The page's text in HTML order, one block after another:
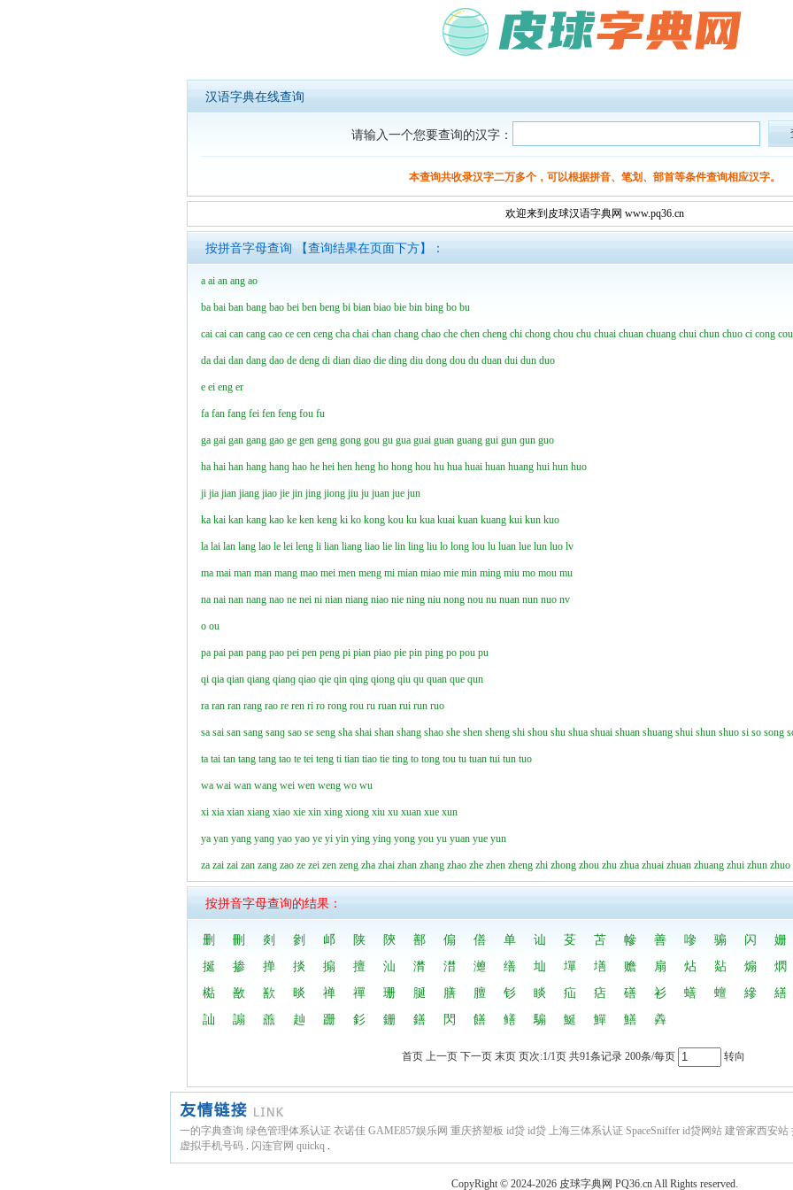
汉语字典在线查询
请输入一个您要查询的汉字：
本查询共收录汉字二万多个，可以根据拼音、笔划、部首等条件查询相应汉字。
欢迎来到皮球汉语字典网 www.pq36.cn
按拼音字母查询 【查询结果在页面下方】：
a ai an ang ao
ba bai ban bang bao bei ben beng bi bian biao bie bin bing bo bu
cai cai can cang cao ce cen ceng cha chai chan chang chao che chen cheng chi chong chou chu chuai chuan chuang chui chun chuo ci cong cou
da dai dan dang dao de deng di dian diao die ding diu dong dou du duan dui dun duo
e ei eng er
fa fan fang fei fen feng fou fu
ga gai gan gang gao ge gen geng gong gou gu gua guai guan guang gui gun ɡun guo
ha hai han hang hanɡ hao he hei hen heng ho hong hou hu hua huai huan huang hui hun huo
ji jia jian jiang jiao jie jin jing jiong jiu ju juan jue jun
ka kai kan kang kao ke ken keng ki ko kong kou ku kua kuai kuan kuang kui kun kuo
la lai lan lang lao le lei leng li lian liang liao lie lin ling liu lo long lou lu luan lue lun luo lv
ma mai man man mang mao mei men meng mi mian miao mie min ming miu mo mou mu
na nai nan nang nao ne nei ni nian niang niao nie ning niu nong nou nu nuan nun nuo nv
o ou
pa pai pan pang pao pei pen peng pi pian piao pie pin ping po pou pu
qi qia qian qiang qianɡ qiao qie qin qing qiong qiu qu quan que qun
ra ran ran rang rao re ren ri ro rong rou ru ruan rui run ruo
sa sai san sang sanɡ sao se seng sha shai shan shang shao she shen sheng shi shou shu shua shuai shuan shuang shui shun shuo si so song
ta tai tan tang tang tao te tei teng ti tian tiao tie ting to tong tou tu tuan tui tun tuo
wa wai wan wang wei wen weng wo wu
xi xia xian xiang xiao xie xin xing xiong xiu xu xuan xue xun
ya yan yang yanɡ yao yao ye yi yin ying yinɡ yong you yu yuan yue yun
za zai zai zan zang zao ze zei zen zeng zha zhai zhan zhang zhao zhe zhen zheng zhi zhong zhou zhu zhua zhuai zhuan zhuang zhui zhun zhuo
按拼音字母查询的结果：
删 刪 剡 剼 邖 陕 陝 鄯 傓 僐 单 讪 芟 苫 幓 善 嘇 骟 闪 姗
挻
掺 掸 掞 搧 擅 汕 潸 澘 灗 缮 圸 墠 墡 赡 扇 炶 煔 煽 熌
檆
敾 歚 晱 禅 禪 珊 脠 膳 膻 钐 睒 疝 痁 磰 衫 蟮 蟺 縿 繕
訕
謆 譱 赸 跚 釤 銏 鐥 閃 饍 鳝 騸 鯅 鱓 鱔 羴
首页 上一页 下一页 末页 页次:1/1页 共91条记录 200条/每页 转向
一的字典查询 绿色管理体系认证 衣诺佳 GAME857娱乐网 重庆挤塑板 id贷 id贷 上海三体系认证 SpaceSniffer id贷网站 建管家西安站
虚拟手机号码 . 闪连官网 quickq .
CopyRight © 2024-2026 皮球字典网 PQ36.cnAll Rights reserved.